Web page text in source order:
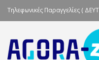
Τηλεφωνικές Παραγγελίες (